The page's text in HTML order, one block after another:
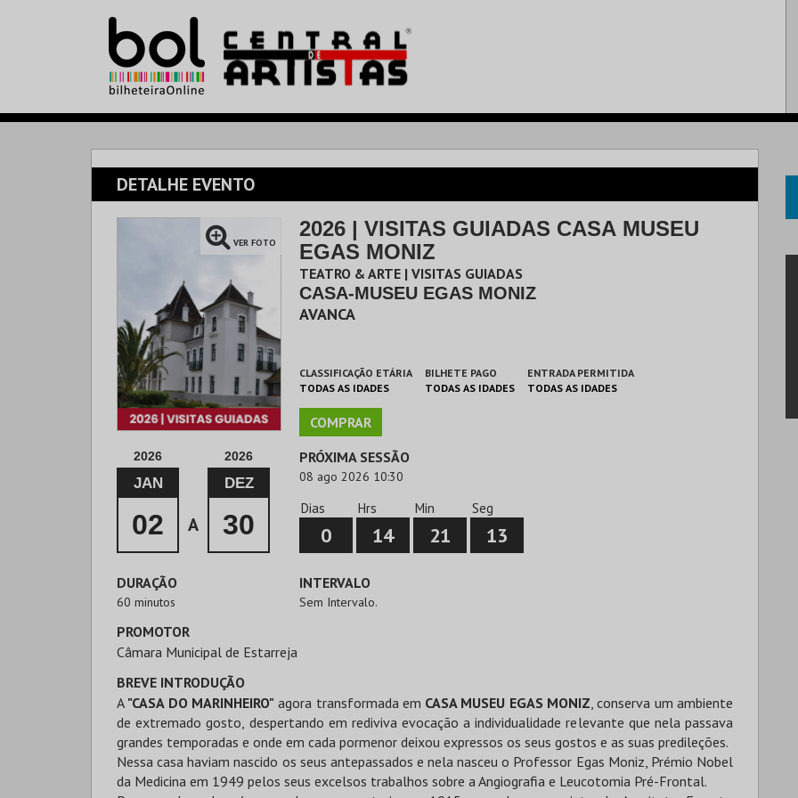
DETALHE EVENTO
VER FOTO
2026 | VISITAS GUIADAS CASA MUSEU
EGAS MONIZ
TEATRO & ARTE | VISITAS GUIADAS
CASA-MUSEU EGAS MONIZ
AVANCA
CLASSIFICAÇÃO ETÁRIA
TODAS AS IDADES
BILHETE PAGO
TODAS AS IDADES
ENTRADA PERMITIDA
TODAS AS IDADES
COMPRAR
2026
JAN
02 A
2026
DEZ
30
PRÓXIMA SESSÃO
08 ago 2026 10:30
Dias
0
Hrs
14
Min
21
Seg
13
DURAÇÃO
60 minutos
INTERVALO
Sem Intervalo.
PROMOTOR
Câmara Municipal de Estarreja
BREVE INTRODUÇÃO
A "CASA DO MARINHEIRO"agora transformada em CASA MUSEU EGAS MONIZ, conserva um ambiente
de extremado gosto, despertando em rediviva evocação a individualidade relevante que nela passava
grandes temporadas e onde em cada pormenor deixou expressos os seus gostos e as suas predileções.
Nessa casa haviam nascido os seus antepassados e nela nasceu o Professor Egas Moniz, Prémio Nobel
da Medicina em 1949 pelos seus excelsos trabalhos sobre a Angiografia e Leucotomia Pré-Frontal.